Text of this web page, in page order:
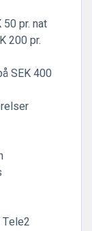
pr. nat
200 pr.
SEK 400